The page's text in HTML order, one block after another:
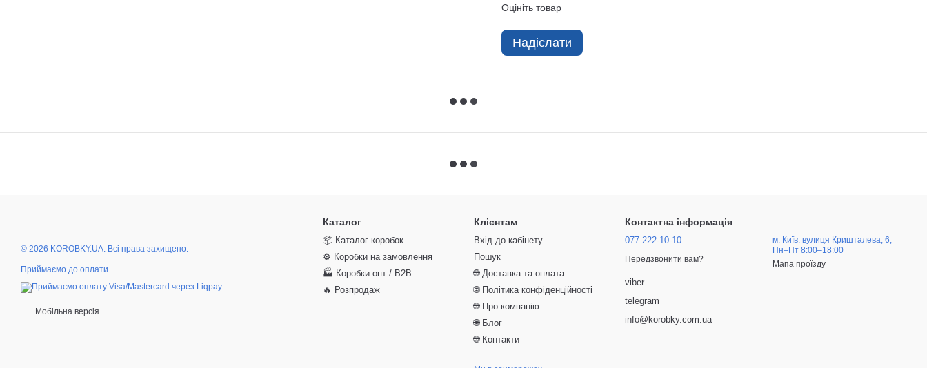
Оцініть товар
Надіслати
© 2026 KOROBKY.UA. Всі права захищено.
Приймаємо до оплати
Мобільна версія
Каталог
📦 Каталог коробок
⚙️ Коробки на замовлення
🏭 Коробки опт / B2B
🔥 Розпродаж
Клієнтам
Вхід до кабінету
Пошук
🌐 Доставка та оплата
🌐 Політика конфіденційності
🌐 Про компанію
🌐 Блог
🌐 Контакти
Контактна інформація
077 222-10-10
Передзвонити вам?
viber
telegram
info@korobky.com.ua
м. Київ: вулиця Кришталева, 6,
Пн–Пт 8:00–18:00
Мапа проїзду